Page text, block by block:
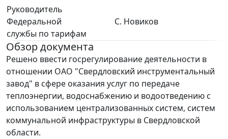
Руководитель
Федеральной
службы по тарифам
С. Новиков
Обзор документа
Решено ввести госрегулирование деятельности в
отношении ОАО "Свердловский инструментальный
завод" в сфере оказания услуг по передаче
теплоэнергии, водоснабжению и водоотведению с
использованием централизованных систем, систем
коммунальной инфраструктуры в Свердловской
области.